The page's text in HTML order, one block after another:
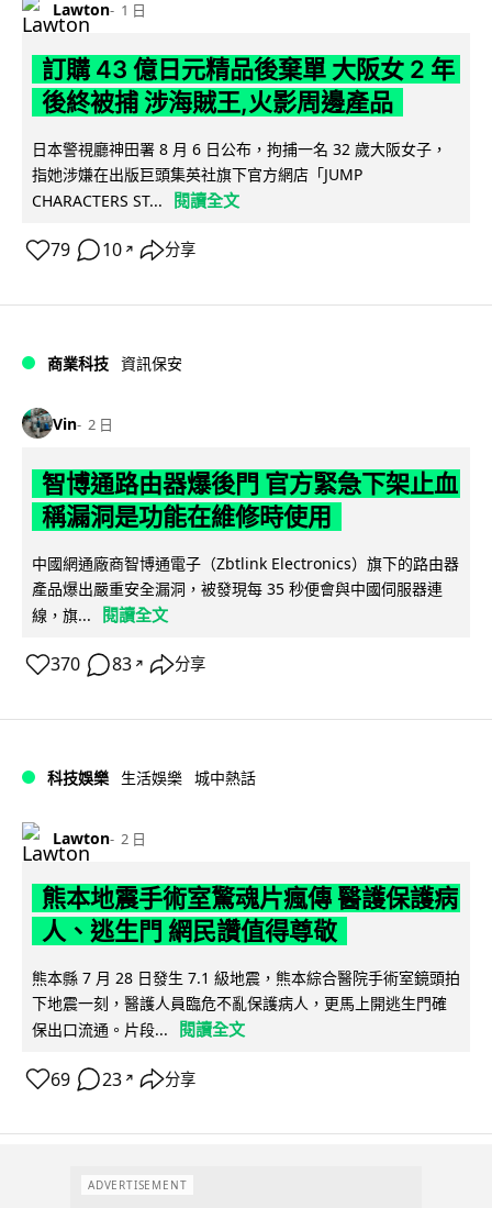
Lawton 1 日
訂購 43 億日元精品後棄單 大阪女 2 年
後終被捕 涉海賊王,火影周邊產品
日本警視廳神田署 8 月 6 日公布，拘捕一名 32 歲大阪女子，
指她涉嫌在出版巨頭集英社旗下官方網店「JUMP
CHARACTERS ST...
閱讀全文
79 10 ↗ 分享
商業科技 資訊保安
Vin 2 日
智博通路由器爆後門 官方緊急下架止血
稱漏洞是功能在維修時使用
中國網通廠商智博通電子（Zbtlink Electronics）旗下的路由器
產品爆出嚴重安全漏洞，被發現每 35 秒便會與中國伺服器連
線，旗...
閱讀全文
370 83 ↗ 分享
科技娛樂 生活娛樂 城中熱話
Lawton 2 日
熊本地震手術室驚魂片瘋傳 醫護保護病
人、逃生門 網民讚值得尊敬
熊本縣 7 月 28 日發生 7.1 級地震，熊本綜合醫院手術室鏡頭拍
下地震一刻，醫護人員臨危不亂保護病人，更馬上開逃生門確
保出口流通。片段...
閱讀全文
69 23 ↗ 分享
ADVERTISEMENT